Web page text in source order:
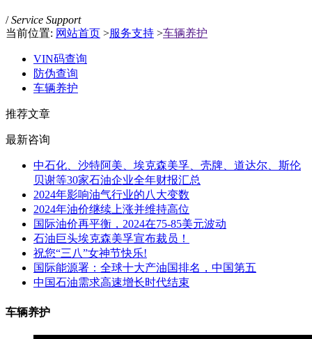
/Service Support
当前位置: 网站首页 >服务支持 >车辆养护
VIN码查询
防伪查询
车辆养护
推荐文章
最新咨询
中石化、沙特阿美、埃克森美孚、壳牌、道达尔、斯伦
贝谢等30家石油企业全年财报汇总
2024年影响油气行业的八大变数
2024年油价继续上涨并维持高位
国际油价再平衡，2024在75-85美元波动
石油巨头埃克森美孚宣布裁员！
祝您“三八”女神节快乐!
国际能源署：全球十大产油国排名，中国第五
中国石油需求高速增长时代结束
车辆养护